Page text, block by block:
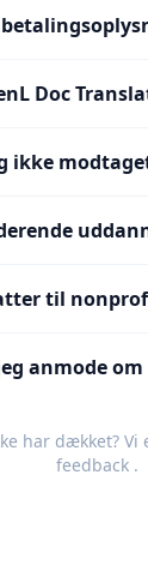
Doc
ikke
til
anmode
har dækket?
feedback.